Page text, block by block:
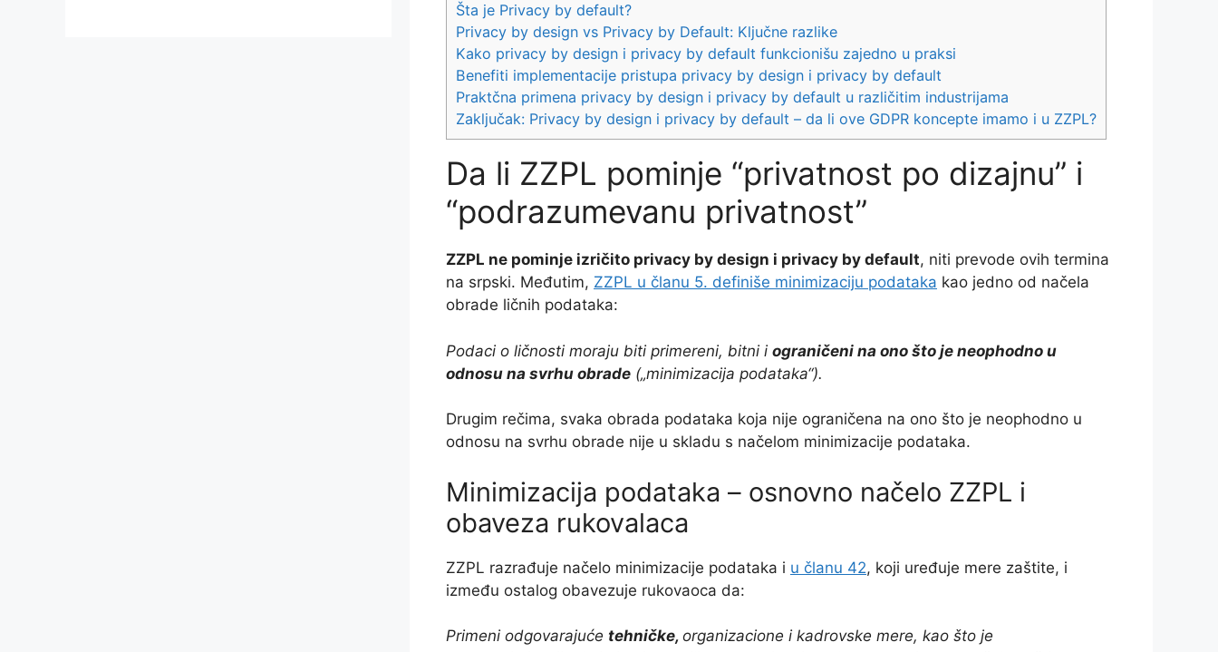
Šta je Privacy by default?
Privacy by design vs Privacy by Default: Ključne razlike
Kako privacy by design i privacy by default funkcionišu zajedno u praksi
Benefiti implementacije pristupa privacy by design i privacy by default
Praktčna primena privacy by design i privacy by default u različitim industrijama
Zaključak: Privacy by design i privacy by default – da li ove GDPR koncepte imamo i u ZZPL?
Da li ZZPL pominje “privatnost po dizajnu” i
“podrazumevanu privatnost”
ZZPL ne pominje izričito privacy by design i privacy by default, niti prevode ovih termina
na srpski. Međutim, ZZPL u članu 5. definiše minimizaciju podataka kao jedno od načela
obrade ličnih podataka:
Podaci o ličnosti moraju biti primereni, bitni i ograničeni na ono što je neophodno u
odnosu na svrhu obrade („minimizacija podataka“).
Drugim rečima, svaka obrada podataka koja nije ograničena na ono što je neophodno u
odnosu na svrhu obrade nije u skladu s načelom minimizacije podataka.
Minimizacija podataka – osnovno načelo ZZPL i
obaveza rukovalaca
ZZPL razrađuje načelo minimizacije podataka i u članu 42, koji uređuje mere zaštite, i
između ostalog obavezuje rukovaoca da:
Primeni odgovarajuće tehničke, organizacione i kadrovske mere, kao što je